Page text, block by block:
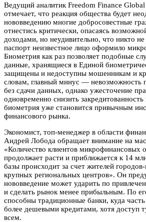
Ведущий аналитик Freedom Finance
отмечает, что реакция общества будет
нововведению многие добросовестные
отнестись критически, опасаясь
доходами, но неудивительно, что никто
паспорт неизвестное лицо оформило
Биометрия как раз позволяет подобные
данные, хранящиеся в Единой
защищены и недоступны мошенникам и
словам, главный минус — невозможность
без сдачи данных, однако ужесточение
одновременно снизить закредитованность
биометрия уже становится привычным
финансового рынка.
Экономист, топ-менеджер в области
Андрей Лобода обращает внимание на
«Количество клиентов микрофинансовых
продолжает расти и приближается к 14
базы происходит за счет жителей
крупных региональных центров». Он
нововведение может ударить по
и сделать рынок менее прибыльным. По
способны традиционные банки, куда часть
более дешевыми кредитами, хотя доступ
всем.